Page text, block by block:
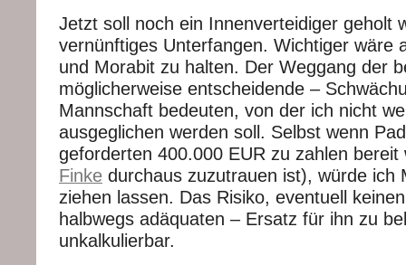
Jetzt soll noch ein Innenverteidiger geholt
vernünftiges Unterfangen. Wichtiger wäre
und Morabit zu halten. Der Weggang der
möglicherweise entscheidende –
Mannschaft bedeuten, von der ich nicht
ausgeglichen werden soll. Selbst wenn
geforderten 400.000 EUR zu zahlen
Finke durchaus zuzutrauen ist), würde ich
ziehen lassen. Das Risiko, eventuell
halbwegs adäquaten – Ersatz für ihn zu
unkalkulierbar.